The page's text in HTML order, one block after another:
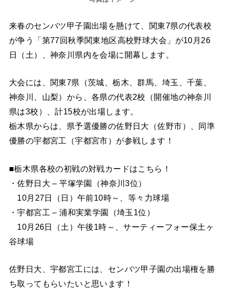
来春のセンバツ甲子園出場を懸けて、関東7県の代表校
が争う「第77回秋季関東地区高校野球大会」が10月26
日（土）、神奈川県内を会場に開幕します。
大会には、関東7県（茨城、栃木、群馬、埼玉、千葉、
神奈川、山梨）から、各県の代表2校（開催地の神奈川
県は3校）、計15校が出場します。
栃木県からは、県予選優勝の佐野日大（佐野市）、同準
優勝の宇都宮工（宇都宮市）が参戦します！
■栃木県各校の初戦の対戦カードはこちら！
・佐野日大 – 平塚学園（神奈川3位）
10月27日（日）午前10時～、等々力球場
・宇都宮工 – 浦和実業学園（埼玉1位）
10月26日（土）午後1時～、サーティーフォー保土ヶ
谷球場
佐野日大、宇都宮工には、センバツ甲子園の出場権を勝
ち取ってもらいたいと思います！